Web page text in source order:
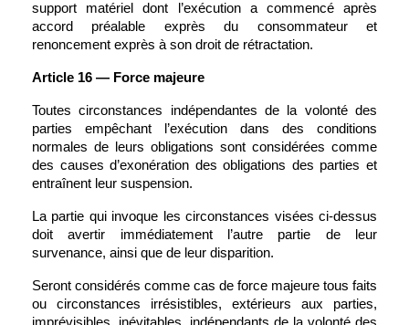
support matériel dont l’exécution a commencé après
accord préalable exprès du consommateur et
renoncement exprès à son droit de rétractation.
Article 16 — Force majeure
Toutes circonstances indépendantes de la volonté des
parties empêchant l’exécution dans des conditions
normales de leurs obligations sont considérées comme
des causes d’exonération des obligations des parties et
entraînent leur suspension.
La partie qui invoque les circonstances visées ci-dessus
doit avertir immédiatement l’autre partie de leur
survenance, ainsi que de leur disparition.
Seront considérés comme cas de force majeure tous faits
ou circonstances irrésistibles, extérieurs aux parties,